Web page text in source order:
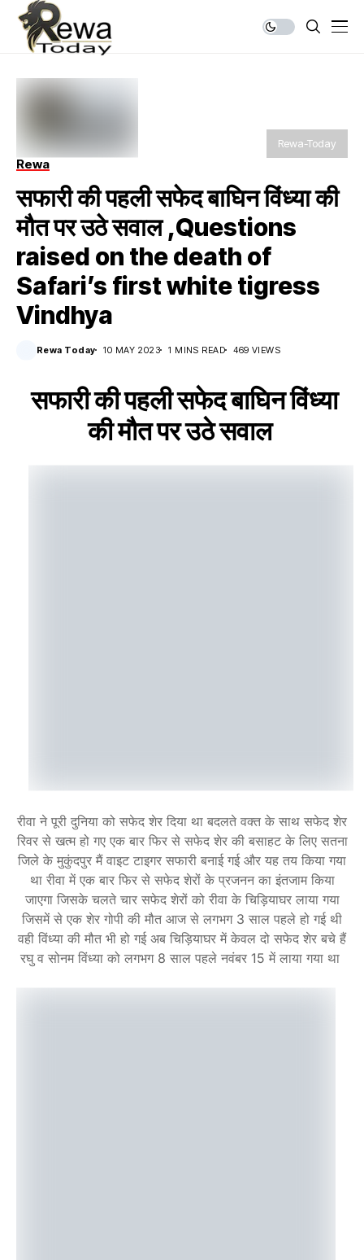
Rewa-Today
Rewa
सफारी की पहली सफेद बाघिन विंध्या की
मौत पर उठे सवाल ,Questions
raised on the death of
Safari’s first white tigress
Vindhya
Rewa Today 10 MAY 2023 1 MINS READ 469 VIEWS
सफारी की पहली सफेद बाघिन विंध्या
की मौत पर उठे सवाल
रीवा ने पूरी दुनिया को सफेद शेर दिया था बदलते वक्त के साथ सफेद शेर
रिवर से खत्म हो गए एक बार फिर से सफेद शेर की बसाहट के लिए सतना
जिले के मुकुंदपुर मैं वाइट टाइगर सफारी बनाई गई और यह तय किया गया
था रीवा में एक बार फिर से सफेद शेरों के प्रजनन का इंतजाम किया
जाएगा जिसके चलते चार सफेद शेरों को रीवा के चिड़ियाघर लाया गया
जिसमें से एक शेर गोपी की मौत आज से लगभग 3 साल पहले हो गई थी
वही विंध्या की मौत भी हो गई अब चिड़ियाघर में केवल दो सफेद शेर बचे हैं
रघु व सोनम विंध्या को लगभग 8 साल पहले नवंबर 15 में लाया गया था